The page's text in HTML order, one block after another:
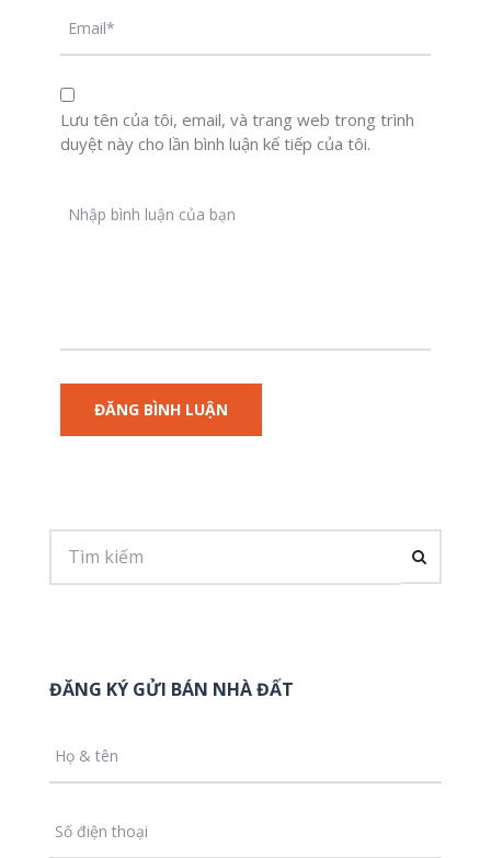
Lưu tên của tôi, email, và trang web trong trình
duyệt này cho lần bình luận kế tiếp của tôi.
ĐĂNG KÝ GỬI BÁN NHÀ ĐẤT